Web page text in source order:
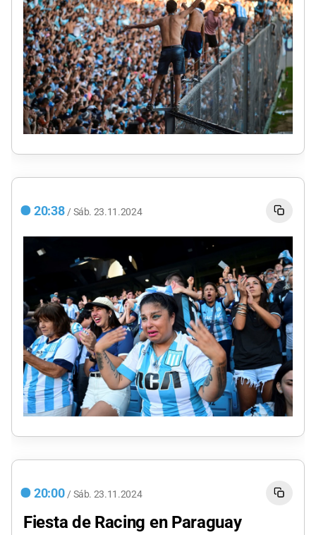
20:38 / Sáb. 23.11.2024
20:00 / Sáb. 23.11.2024
Fiesta de Racing en Paraguay